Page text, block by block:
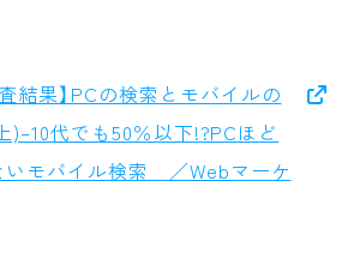
結果】PCの検索とモバイルの
)–10代でも50％以下!?PCほど
いモバイル検索 ／Webマーケ